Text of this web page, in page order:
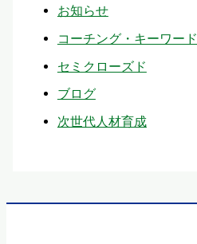
お知らせ
コーチング・キーワード
セミクローズド
ブログ
次世代人材育成